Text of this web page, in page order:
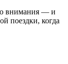
внимания — и
поездки, когда